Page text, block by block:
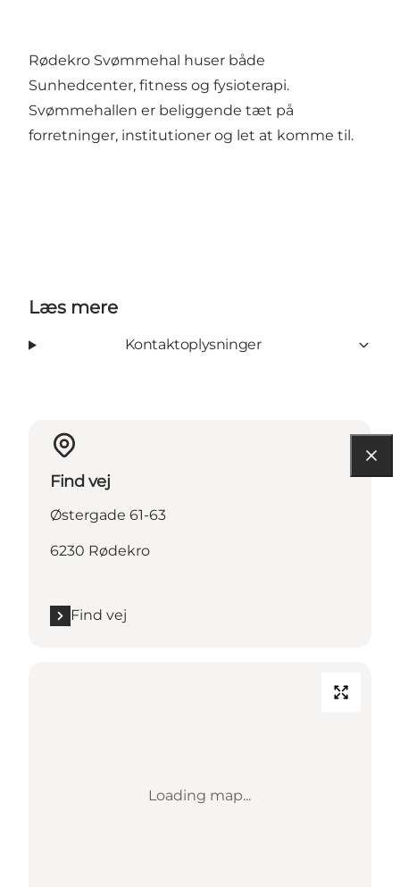
Rødekro Svømmehal huser både
Sunhedcenter, fitness og fysioterapi.
Svømmehallen er beliggende tæt på
forretninger, institutioner og let at komme til.
Læs mere
Kontaktoplysninger
Find vej
Østergade 61-63
6230 Rødekro
Find vej
Loading map...